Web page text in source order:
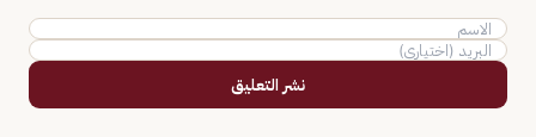
نشر التعليق